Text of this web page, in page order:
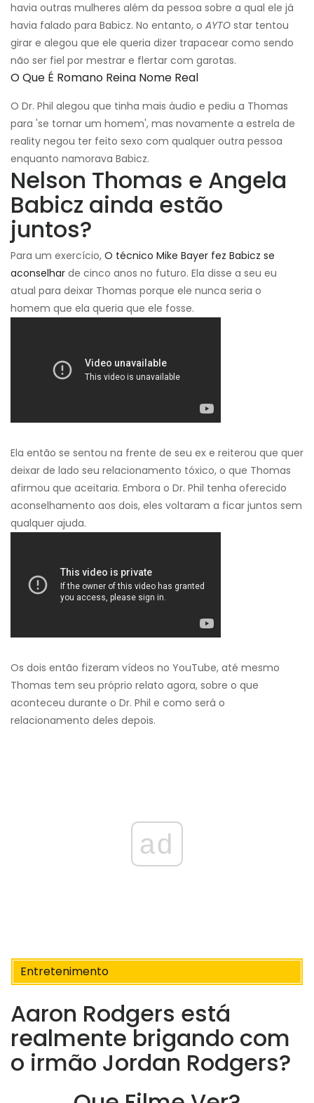
havia outras mulheres além da pessoa sobre a qual ele já
havia falado para Babicz. No entanto, o AYTO star tentou
girar e alegou que ele queria dizer trapacear como sendo
não ser fiel por mestrar e flertar com garotas.
O Que É Romano Reina Nome Real
O Dr. Phil alegou que tinha mais áudio e pediu a Thomas
para 'se tornar um homem', mas novamente a estrela de
reality negou ter feito sexo com qualquer outra pessoa
enquanto namorava Babicz.
Nelson Thomas e Angela
Babicz ainda estão
juntos?
Para um exercício, O técnico Mike Bayer fez Babicz se
aconselhar de cinco anos no futuro. Ela disse a seu eu
atual para deixar Thomas porque ele nunca seria o
homem que ela queria que ele fosse.
Ela então se sentou na frente de seu ex e reiterou que quer
deixar de lado seu relacionamento tóxico, o que Thomas
afirmou que aceitaria. Embora o Dr. Phil tenha oferecido
aconselhamento aos dois, eles voltaram a ficar juntos sem
qualquer ajuda.
Os dois então fizeram vídeos no YouTube, até mesmo
Thomas tem seu próprio relato agora, sobre o que
aconteceu durante o Dr. Phil e como será o
relacionamento deles depois.
ad
Entretenimento
Aaron Rodgers está
realmente brigando com
o irmão Jordan Rodgers?